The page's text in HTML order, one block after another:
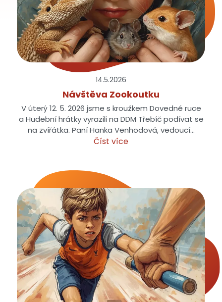
14.5.2026
Návštěva Zookoutku
V úterý 12. 5. 2026 jsme s kroužkem Dovedné ruce
a Hudební hrátky vyrazili na DDM Třebíč podívat se
na zvířátka. Paní Hanka Venhodová, vedoucí…
Číst více